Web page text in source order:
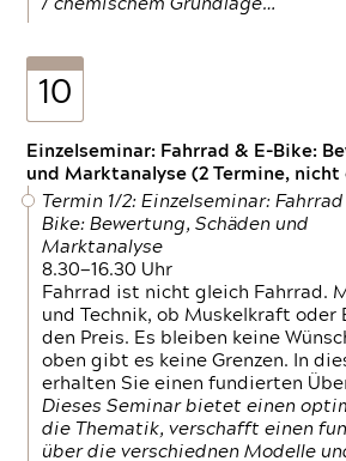
/ chemischem Grundlage…
10
Einzelseminar: Fahrrad & E-Bike:
und Marktanalyse (2 Termine, nicht
Termin 1/2: Einzelseminar:
Bike: Bewertung, Schäden und
Marktanalyse
8.30—16.30 Uhr
Fahrrad ist nicht gleich Fahrrad.
und Technik, ob Muskelkraft oder
den Preis. Es bleiben keine
oben gibt es keine Grenzen. In
erhalten Sie einen fundierten
Dieses Seminar bietet einen
die Thematik, verschafft einen
über die verschiednen Modelle